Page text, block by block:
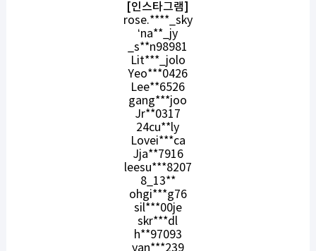
[인스타그램]
rose.****_sky
‘na**_jy
_s**n98981
Lit***_jolo
Yeo***0426
Lee**6526
gang***joo
Jr**0317
24cu**ly
Lovei***ca
Jja**7916
leesu***8207
8_13**
ohgi***g76
sil***00je
skr***dl
h**97093
yan***239